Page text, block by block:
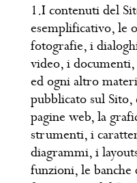
1.I contenuti del
esemplificativo, le
fotografie, i
video, i
ed ogni altro
pubblicato sul
pagine web, la
strumenti, i
diagrammi, i
funzioni, le